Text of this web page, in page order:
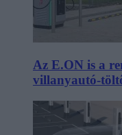
Az E.ON is a
villanyautó-